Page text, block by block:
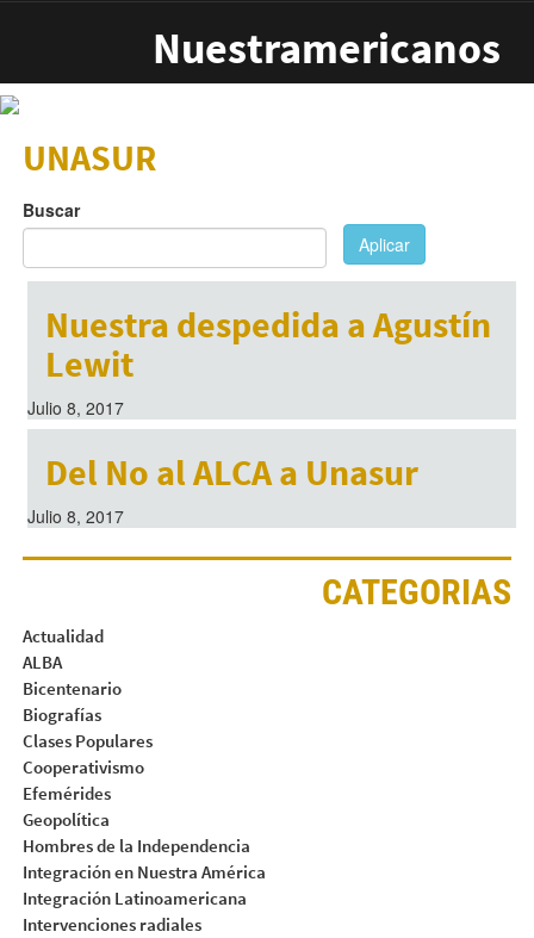
Nuestramericanos
UNASUR
Buscar
Aplicar
Nuestra despedida a Agustín
Lewit
Julio 8, 2017
Del No al ALCA a Unasur
Julio 8, 2017
CATEGORIAS
Actualidad
ALBA
Bicentenario
Biografías
Clases Populares
Cooperativismo
Efemérides
Geopolítica
Hombres de la Independencia
Integración en Nuestra América
Integración Latinoamericana
Intervenciones radiales